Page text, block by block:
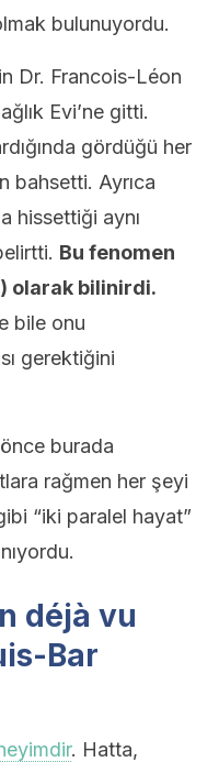
bulunuyordu.
Dr. Francois-Léon
Evi’ne gitti.
gördüğü her
bahsetti. Ayrıca
hissettiği aynı
Bu fenomen
olarak bilinirdi.
bile onu
gerektiğini
burada
rağmen her şeyi
“iki paralel hayat”
déjà vu
Bar
. Hatta,